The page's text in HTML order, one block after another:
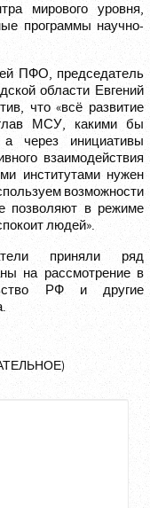
мирового уровня,
программы научно-
ПФО, председатель
области Евгений
что «всё развитие
МСУ, какими бы
через инициативы
взаимодействия
институтами нужен
возможности
позволяют в режиме
людей».
приняли ряд
на рассмотрение в
РФ и другие